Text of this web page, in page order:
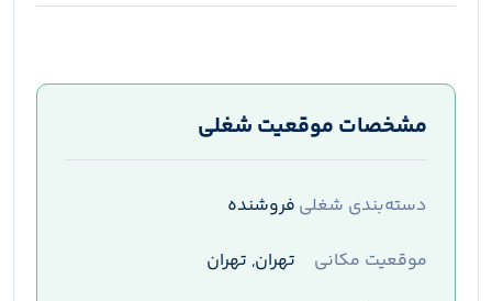
مشخصات موقعیت شغلی
دسته‌بندی شغلی فروشنده
موقعیت مکانی
تهران, تهران